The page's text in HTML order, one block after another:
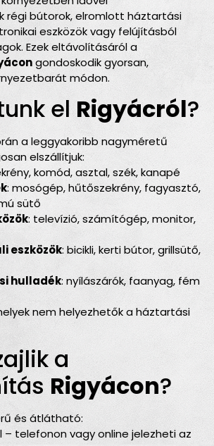
régi bútorok, elromlott háztartási
eszközök vagy felújításból
Ezek eltávolításáról a
gondoskodik gyorsan,
módon.
el Rigyácról?
a leggyakoribb nagyméretű
elszállítjuk:
komód, asztal, szék, kanapé
: mosógép, hűtőszekrény, fagyasztó,
sütő
: televízió, számítógép, monitor,
eszközök: bicikli, kerti bútor, grillsütő,
hulladék: nyílászárók, faanyag, fém
nem helyezhetők a háztartási
a
Rigyácon?
és átlátható:
– telefonon vagy online jelezheti az